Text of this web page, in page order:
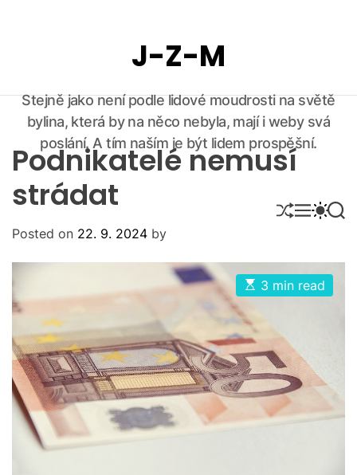
J-Z-M
Stejně jako není podle lidové moudrosti na světě
bylina, která by na něco nebyla, mají i weby svá
poslání. A tím naším je být lidem prospěšní.
S
H
F
L
E
M
E
S
W
C
H
C
M
O
D
S
E
C
H
Podnikatelé nemusí
strádat
Posted on 22. 9. 2024 by
E
s
t
i
m
a
t
e
d
r
a
3 min read